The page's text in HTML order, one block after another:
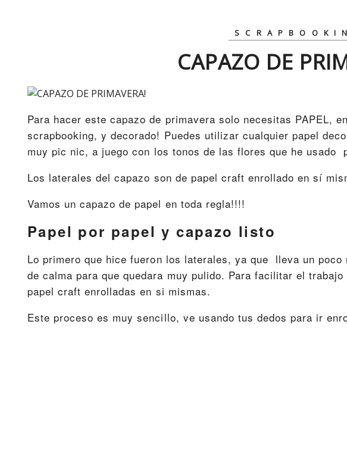
CAPAZO DE
Para hacer este capazo de primavera solo necesitas PAPEL,
scrapbooking, y decorado! Puedes utilizar cualquier papel
muy pic nic, a juego con los tonos de las flores que he usado
Los laterales del capazo son de papel craft enrollado en sí
Vamos un capazo de papel en toda regla!!!!
Papel por papel y capazo listo
Lo primero que hice fueron los laterales, ya que lleva un
de calma para que quedara muy pulido. Para facilitar el
papel craft enrolladas en si mismas.
Este proceso es muy sencillo, ve usando tus dedos para ir